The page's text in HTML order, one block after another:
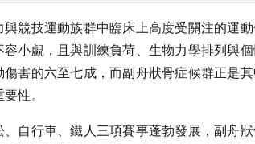
競技運動族群中臨床上高度受關注的運
小覷，且與訓練負荷、生物力學排列與
害的六至七成，而副舟狀骨症候群正是
性。
自行車、鐵人三項賽事蓬勃發展，副舟